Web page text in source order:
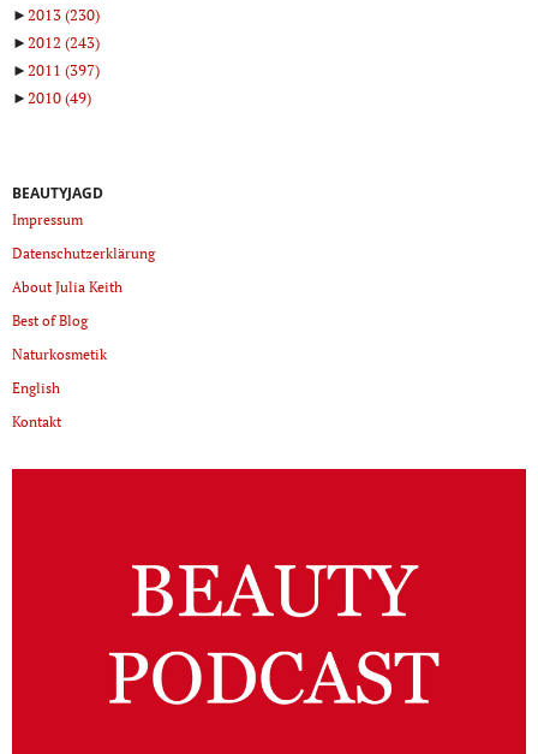
►2013(230)
►2012 (243)
►2011 (397)
►2010(49)
BEAUTYJAGD
Impressum
Datenschutzerklärung
About Julia Keith
Best of Blog
Naturkosmetik
English
Kontakt